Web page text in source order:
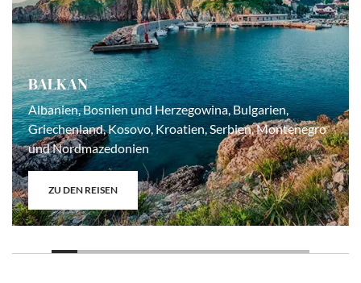
BALKAN
Albanien, Bosnien und Herzegowina, Bulgarien,
Griechenland, Kosovo, Kroatien, Serbien, Montenegro
und Nordmazedonien
ZU DEN REISEN